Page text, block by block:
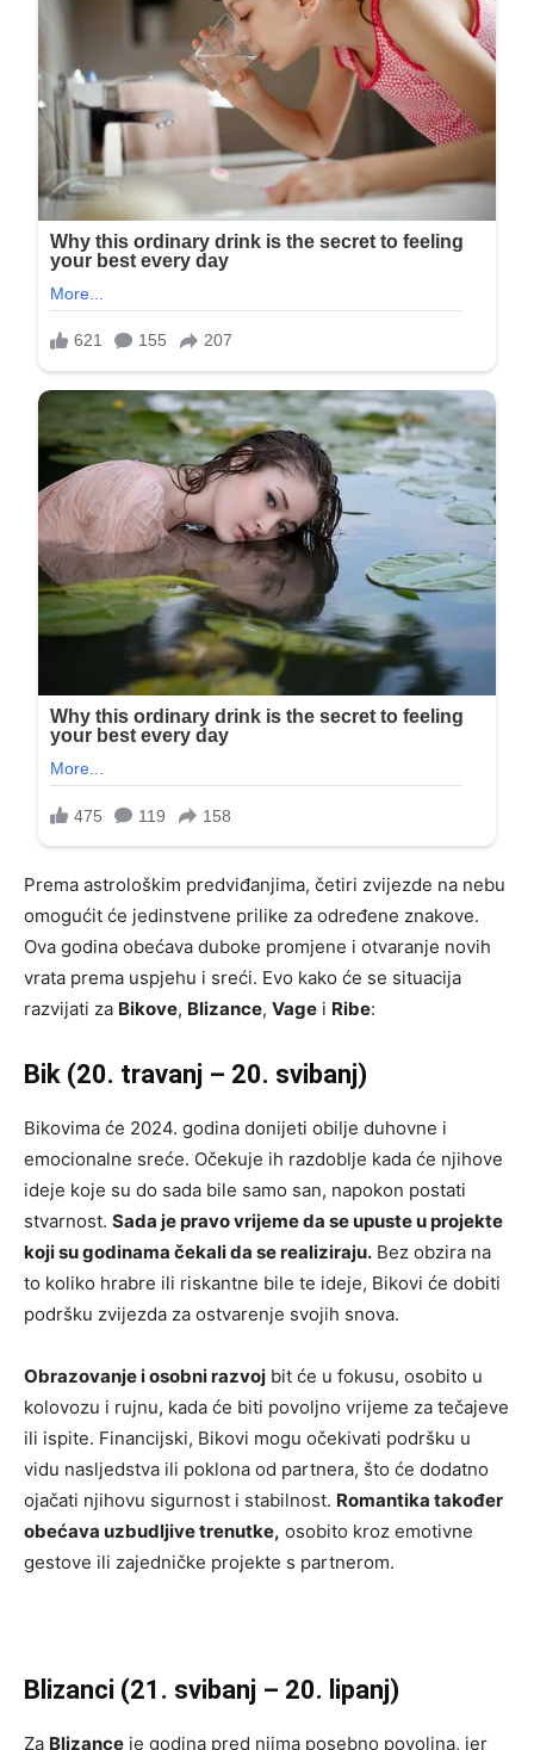
Prema astrološkim predviđanjima, četiri zvijezde na nebu
omogućit će jedinstvene prilike za određene znakove.
Ova godina obećava duboke promjene i otvaranje novih
vrata prema uspjehu i sreći. Evo kako će se situacija
razvijati za Bikove, Blizance, Vage i Ribe:
Bik (20. travanj – 20. svibanj)
Bikovima će 2024. godina donijeti obilje duhovne i
emocionalne sreće. Očekuje ih razdoblje kada će njihove
ideje koje su do sada bile samo san, napokon postati
stvarnost. Sada je pravo vrijeme da se upuste u projekte
koji su godinama čekali da se realiziraju. Bez obzira na
to koliko hrabre ili riskantne bile te ideje, Bikovi će dobiti
podršku zvijezda za ostvarenje svojih snova.
Obrazovanje i osobni razvoj bit će u fokusu, osobito u
kolovozu i rujnu, kada će biti povoljno vrijeme za tečajeve
ili ispite. Financijski, Bikovi mogu očekivati podršku u
vidu nasljedstva ili poklona od partnera, što će dodatno
ojačati njihovu sigurnost i stabilnost. Romantika također
obećava uzbudljive trenutke, osobito kroz emotivne
gestove ili zajedničke projekte s partnerom.
Blizanci (21. svibanj – 20. lipanj)
Za Blizance je godina pred njima posebno povoljna, jer